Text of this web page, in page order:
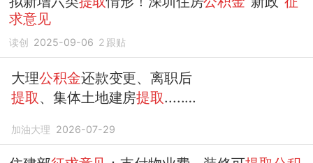
求意见
读创 2025-09-06 2 跟贴
大理公积金还款变更、离职后
提取 、集体土地建房提取......
加油大理 2026-07-29